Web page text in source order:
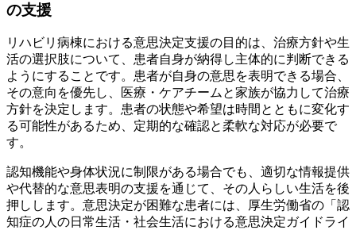
の支援
リハビリ病棟における意思決定支援の目的は、治療方針や生
活の選択肢について、患者自身が納得し主体的に判断できる
ようにすることです。患者が自身の意思を表明できる場合、
その意向を優先し、医療・ケアチームと家族が協力して治療
方針を決定します。患者の状態や希望は時間とともに変化す
る可能性があるため、定期的な確認と柔軟な対応が必要で
す。
認知機能や身体状況に制限がある場合でも、適切な情報提供
や代替的な意思表明の支援を通じて、その人らしい生活を後
押しします。意思決定が困難な患者には、厚生労働省の「認
知症の人の日常生活・社会生活における意思決定ガイドライ